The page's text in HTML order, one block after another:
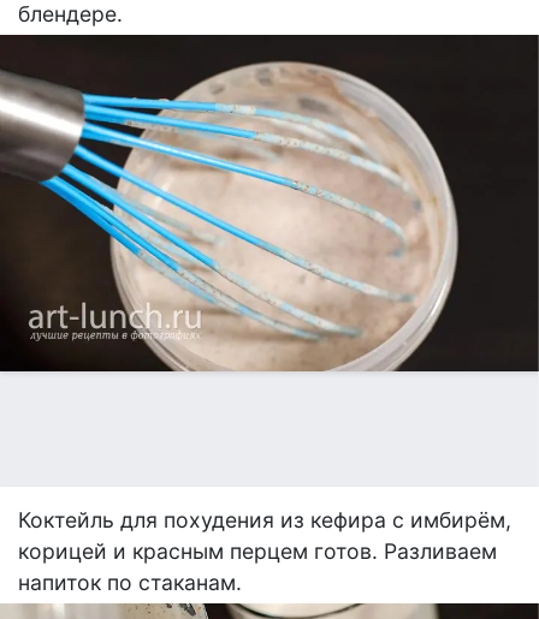
блендере.
Коктейль для похудения из кефира с имбирём,
корицей и красным перцем готов. Разливаем
напиток по стаканам.